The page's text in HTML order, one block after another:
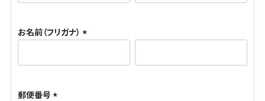
)
お名前（フリガナ）
必
郵便番号